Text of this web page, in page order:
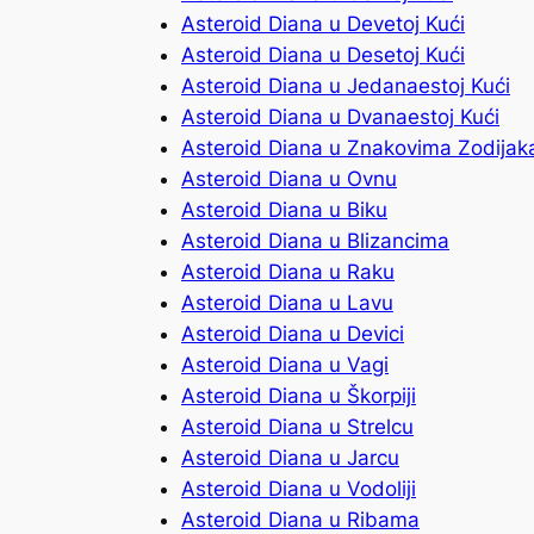
Asteroid Diana u Devetoj Kući
Asteroid Diana u Desetoj Kući
Asteroid Diana u Jedanaestoj Kući
Asteroid Diana u Dvanaestoj Kući
Asteroid Diana u Znakovima
Asteroid Diana u Ovnu
Asteroid Diana u Biku
Asteroid Diana u Blizancima
Asteroid Diana u Raku
Asteroid Diana u Lavu
Asteroid Diana u Devici
Asteroid Diana u Vagi
Asteroid Diana u Škorpiji
Asteroid Diana u Strelcu
Asteroid Diana u Jarcu
Asteroid Diana u Vodoliji
Asteroid Diana u Ribama